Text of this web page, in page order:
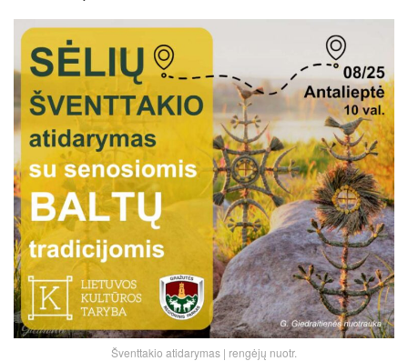
Šventtakio atidarymas | rengėjų nuotr.